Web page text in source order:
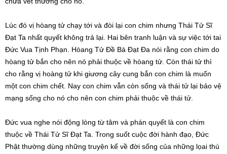
Lúc đó vị hòang tử chạy tới và đòi lại con chim nhưng Thái Tử Sĩ
Đạt Ta nhất quyết không trả lại. Hai bên tranh luận và sự việc tới tai
Đức Vua Tịnh Phạn. Hòang Tử Đề Bà Đạt Đa nói rằng con chim do
hòang tử bắn cho nên nó phải thuộc về hòang tử. Còn thái tử thì
cho rằng vị hoàng tử khi giương cây cung bắn con chim là muốn
một con chim chết. Nay con chim vẫn còn sống và thái tử lại bảo vệ
mạng sống cho nó cho nên con chim phải thuộc về thái tử.
Đức vua nghe nói động lòng từ tâm và phán quyết là con chim
thuộc về Thái Tử Sĩ Đạt Ta. Trong suốt cuộc đời hành đạo, Đức
Phật thường dùng những truyện kể về đời sống của những lọai thú